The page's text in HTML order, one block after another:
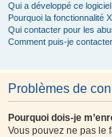
Qui a développé ce
Pourquoi la fonctionnalité
Qui contacter pour les
Comment puis-je
Problèmes de
Pourquoi dois-je
Vous pouvez ne pas le